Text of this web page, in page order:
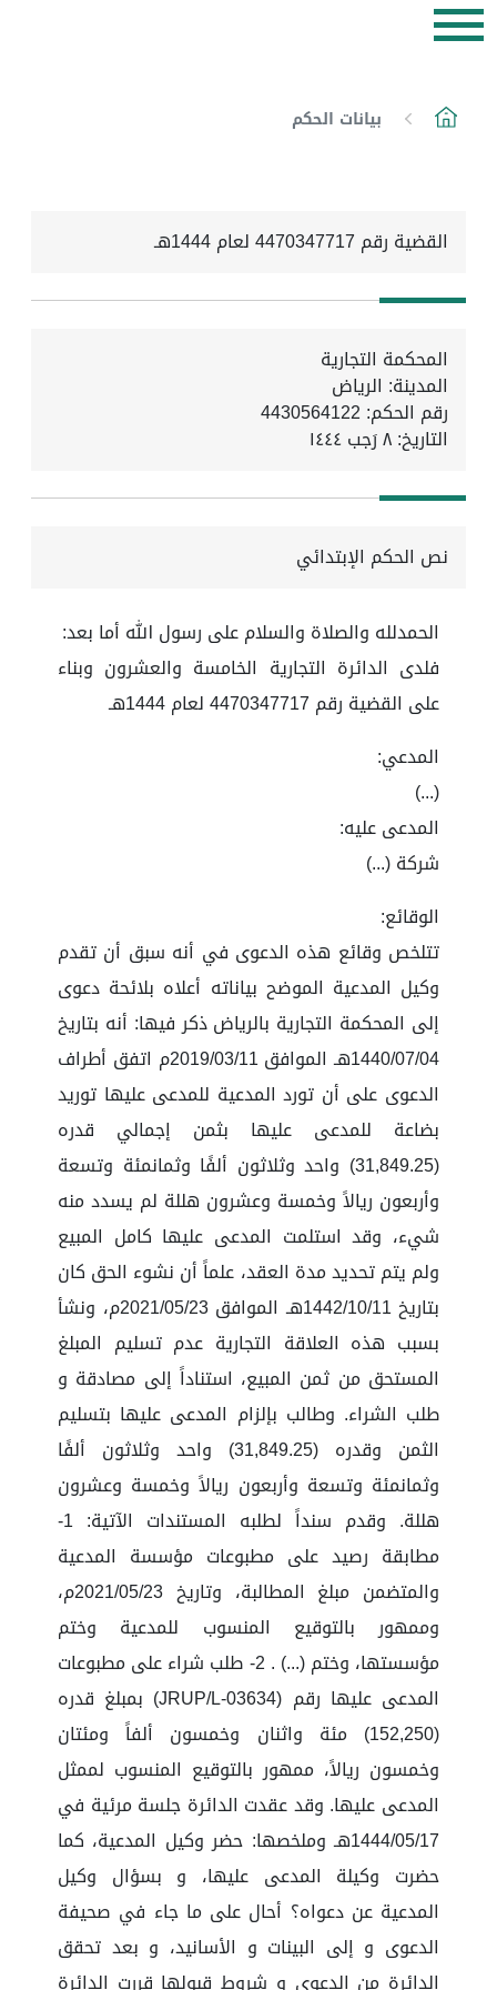
بيانات الحكم
القضية رقم 4470347717 لعام 1444هـ
المحكمة التجارية
المدينة: الرياض
رقم الحكم: 4430564122
التاريخ:٨ رَجب ١٤٤٤
نص الحكم الإبتدائي
الحمدلله والصلاة والسلام على رسول الله أما بعد:
فلدى الدائرة التجارية الخامسة والعشرون وبناء
على القضية رقم 4470347717 لعام 1444هـ
المدعي:
(...)
المدعى عليه:
شركة (...)
الوقائع:
تتلخص وقائع هذه الدعوى في أنه سبق أن تقدم
وكيل المدعية الموضح بياناته أعلاه بلائحة دعوى
إلى المحكمة التجارية بالرياض ذكر فيها: أنه بتاريخ
1440/07/04هـ الموافق 2019/03/11م اتفق أطراف
الدعوى على أن تورد المدعية للمدعى عليها توريد
بضاعة للمدعى عليها بثمن إجمالي قدره
(31,849.25) واحد وثلاثون ألفًا وثمانمئة وتسعة
وأربعون ريالاً وخمسة وعشرون هللة لم يسدد منه
شيء، وقد استلمت المدعى عليها كامل المبيع
ولم يتم تحديد مدة العقد، علماً أن نشوء الحق كان
بتاريخ 1442/10/11هـ الموافق 2021/05/23م، ونشأ
بسبب هذه العلاقة التجارية عدم تسليم المبلغ
المستحق من ثمن المبيع، استناداً إلى مصادقة و
طلب الشراء. وطالب بإلزام المدعى عليها بتسليم
الثمن وقدره (31,849.25) واحد وثلاثون ألفًا
وثمانمئة وتسعة وأربعون ريالاً وخمسة وعشرون
هللة. وقدم سنداً لطلبه المستندات الآتية: 1-
مطابقة رصيد على مطبوعات مؤسسة المدعية
والمتضمن مبلغ المطالبة، وتاريخ 2021/05/23م،
وممهور بالتوقيع المنسوب للمدعية وختم
مؤسستها، وختم (...) . 2- طلب شراء على مطبوعات
المدعى عليها رقم (JRUP/L-03634) بمبلغ قدره
(152,250) مئة واثنان وخمسون ألفاً ومئتان
وخمسون ريالاً، ممهور بالتوقيع المنسوب لممثل
المدعى عليها. وقد عقدت الدائرة جلسة مرئية في
1444/05/17هـ وملخصها: حضر وكيل المدعية، كما
حضرت وكيلة المدعى عليها، و بسؤال وكيل
المدعية عن دعواه؟ أحال على ما جاء في صحيفة
الدعوى و إلى البينات و الأسانيد، و بعد تحقق
الدائرة من الدعوى و شروط قبولها قررت الدائرة